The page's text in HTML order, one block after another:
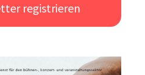
registrieren